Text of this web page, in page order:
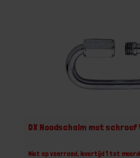
DX Noodschalm met schroef
Niet op voorraad, levertijd 1 tot